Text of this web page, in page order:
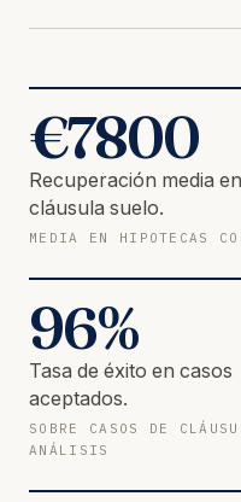
€7800
Recuperación media en
cláusula suelo.
MEDIA EN HIPOTECAS
96%
Tasa de éxito en casos
aceptados.
SOBRE CASOS DE
ANÁLISIS